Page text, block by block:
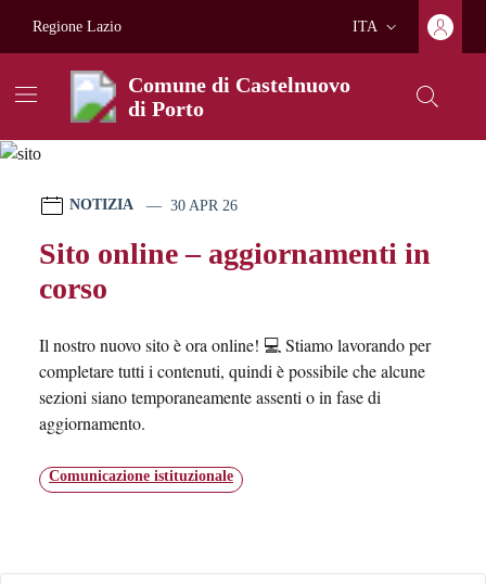
Regione Lazio
Lingua attiva:
ITA
Comune di Castelnuovo
di Porto
Comune di Castelnuovo di
Contenuti in evidenza
Novità in evidenza
NOTIZIA 30 APR 26
Sito online – aggiornamenti in
corso
Il nostro nuovo sito è ora online! 💻 Stiamo lavorando per
completare tutti i contenuti, quindi è possibile che alcune
sezioni siano temporaneamente assenti o in fase di
aggiornamento.
Comunicazione istituzionale